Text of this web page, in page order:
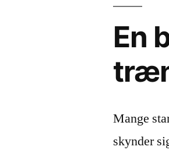
En
Mange
skynder